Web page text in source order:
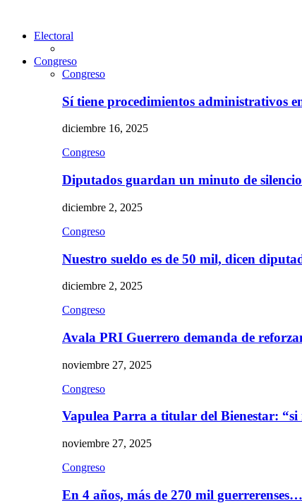
Electoral
Congreso
Congreso
Sí tiene procedimientos administrativos
diciembre 16, 2025
Congreso
Diputados guardan un minuto de
diciembre 2, 2025
Congreso
Nuestro sueldo es de 50 mil, dicen
diciembre 2, 2025
Congreso
Avala PRI Guerrero demanda de
noviembre 27, 2025
Congreso
Vapulea Parra a titular del Bienestar:
noviembre 27, 2025
Congreso
En 4 años, más de 270 mil guerrerenses…